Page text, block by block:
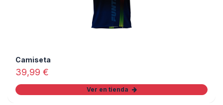
Camiseta
39,99 €
Ver en tienda